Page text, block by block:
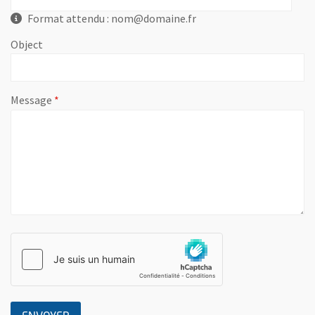
Format attendu : nom@domaine.fr
Object
Message , champ obligatoire